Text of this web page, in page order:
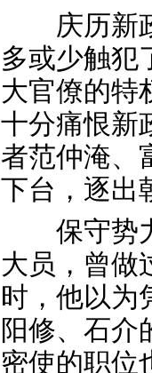
庆历新政
多或少触犯
大官僚的特
十分痛恨新
者范仲淹、
下台，逐出
保守势力
大员，曾做
时，他以为
阳修、石介
密使的职位